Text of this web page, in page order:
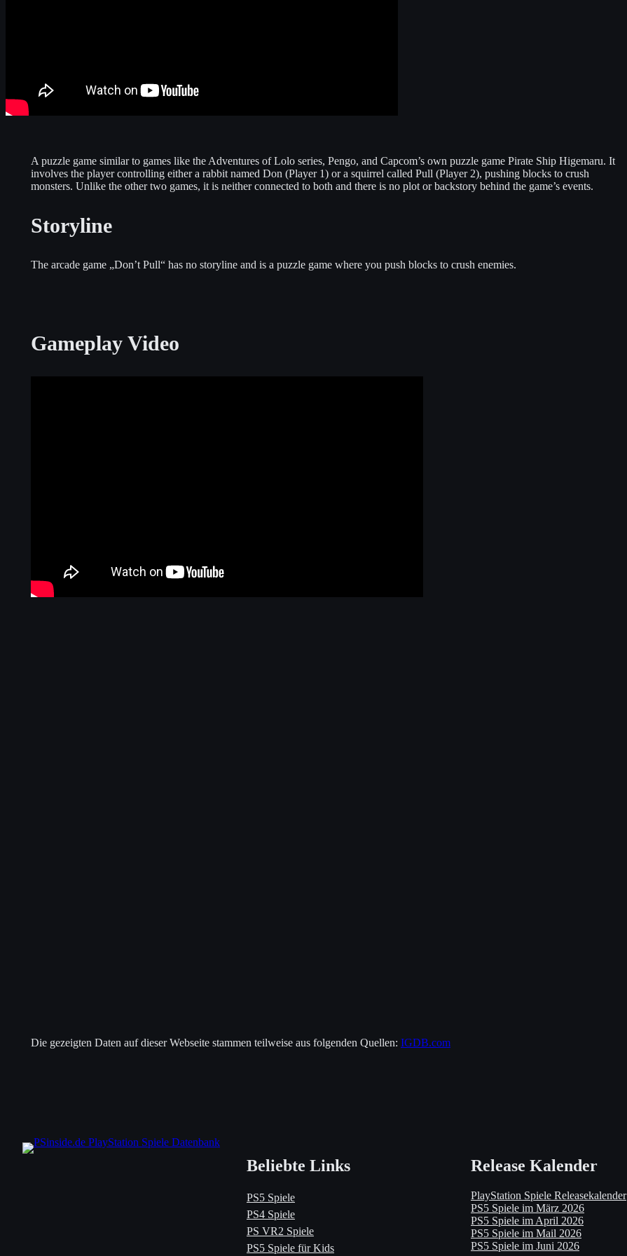
A puzzle game similar to games like the Adventures of Lolo series, Pengo, and Capcom’s own puzzle game Pirate Ship Higemaru. It
involves the player controlling either a rabbit named Don (Player 1) or a squirrel called Pull (Player 2), pushing blocks to crush
monsters. Unlike the other two games, it is neither connected to both and there is no plot or backstory behind the game’s events.
Storyline
The arcade game „Don’t Pull“ has no storyline and is a puzzle game where you push blocks to crush enemies.
Gameplay Video
Die gezeigten Daten auf dieser Webseite stammen teilweise aus folgenden Quellen: IGDB.com
Beliebte Links
PS5 Spiele
PS4 Spiele
PS VR2 Spiele
PS5 Spiele für Kids
Release Kalender
PlayStation Spiele Releasekalender
PS5 Spiele im März 2026
PS5 Spiele im April 2026
PS5 Spiele im Mail 2026
PS5 Spiele im Juni 2026